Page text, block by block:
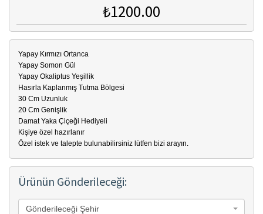
₺1200.00
Yapay Kırmızı Ortanca
Yapay Somon Gül
Yapay Okaliptus Yeşillik
Hasırla Kaplanmış Tutma Bölgesi
30 Cm Uzunluk
20 Cm Genişlik
Damat Yaka Çiçeği Hediyeli
Kişiye özel hazırlanır
Özel istek ve talepte bulunabilirsiniz lütfen bizi arayın.
Ürünün Gönderileceği:
Gönderileceği Şehir